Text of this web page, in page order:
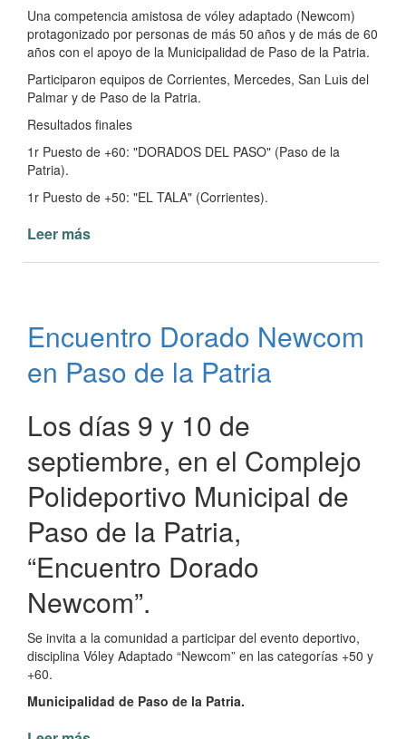
Una competencia amistosa de vóley adaptado (Newcom)
protagonizado por personas de más 50 años y de más de 60
años con el apoyo de la Municipalidad de Paso de la Patria.
Participaron equipos de Corrientes, Mercedes, San Luis del
Palmar y de Paso de la Patria.
Resultados finales
1r Puesto de +60: "DORADOS DEL PASO" (Paso de la
Patria).
1r Puesto de +50: "EL TALA" (Corrientes).
Leer más
Paso
de
la
Encuentro Dorado Newcom
en Paso de la Patria
Los días 9 y 10 de
septiembre, en el Complejo
Polideportivo Municipal de
Paso de la Patria,
“Encuentro Dorado
Newcom”.
Se invita a la comunidad a participar del evento deportivo,
disciplina Vóley Adaptado “Newcom” en las categorías +50 y
+60.
Municipalidad de Paso de la Patria.